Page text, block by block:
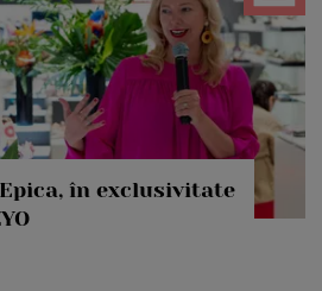
în exclusivitate